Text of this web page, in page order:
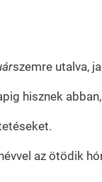
szemre utalva,
hisznek
az ötödik